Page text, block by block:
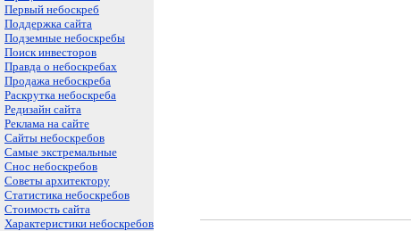
Первый небоскреб
Поддержка сайта
Подземные небоскребы
Поиск инвесторов
Правда о небоскребах
Продажа небоскреба
Раскрутка небоскреба
Редизайн сайта
Реклама на сайте
Сайты небоскребов
Самые экстремальные
Снос небоскребов
Советы архитектору
Статистика небоскребов
Стоимость сайта
Характеристики небоскребов